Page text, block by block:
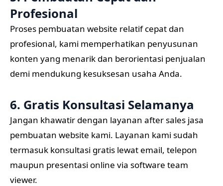
Profesional
Proses pembuatan website relatif cepat dan
profesional, kami memperhatikan penyusunan
konten yang menarik dan berorientasi penjualan
demi mendukung kesuksesan usaha Anda.
6. Gratis Konsultasi Selamanya
Jangan khawatir dengan layanan after sales jasa
pembuatan website kami. Layanan kami sudah
termasuk konsultasi gratis lewat email, telepon
maupun presentasi online via software team
viewer.